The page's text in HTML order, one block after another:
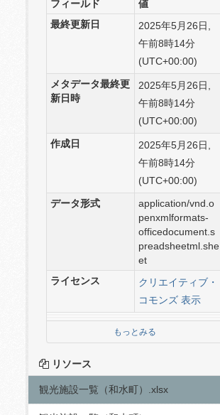
フィールド
値
最終更新日
2025年5月26日,
午前8時14分
(UTC+00:00)
メタデータ最終更
新日時
2025年5月26日,
午前8時14分
(UTC+00:00)
作成日
2025年5月26日,
午前8時14分
(UTC+00:00)
データ形式
application/vnd.o
penxmlformats-
officedocument.s
preadsheetml.she
et
ライセンス
クリエイティブ・
コモンズ 表示
もっとみる
リソース
観光施設一覧（和水町）.xlsx